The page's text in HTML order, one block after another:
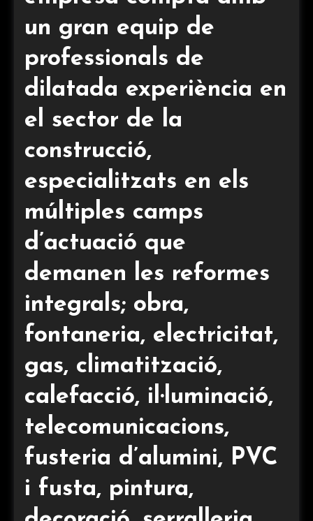
un gran equip de
professionals de
dilatada experiència en
el sector de la
construcció,
especialitzats en els
múltiples camps
d’actuació que
demanen les reformes
integrals; obra,
fontaneria, electricitat,
gas, climatització,
calefacció, il·luminació,
telecomunicacions,
fusteria d’alumini, PVC
i fusta, pintura,